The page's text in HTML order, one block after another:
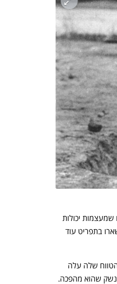
מדברים כלכלה, עסקים ומה